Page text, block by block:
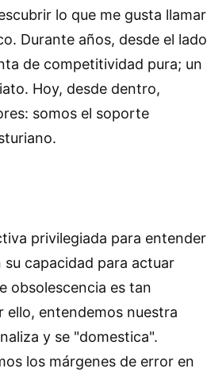
lo que me gusta llamar
Durante años, desde el lado
de competitividad pura; un
Hoy, desde dentro,
somos el soporte
privilegiada para entender
capacidad para actuar
obsolescencia es tan
ello, entendemos nuestra
y se "domestica".
los márgenes de error en